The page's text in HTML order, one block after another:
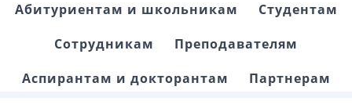
Абитуриентам и школьникам
Студентам
Сотрудникам
Преподавателям
Аспирантам и докторантам
Партнерам